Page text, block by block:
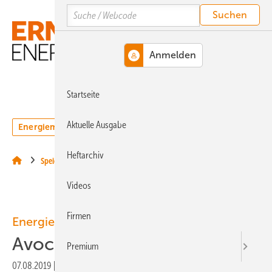
Hauptinhalt
Hauptmenü
SiteSearch
Energiemarkt Technologie
Speicher
Energieautarke Unternehmen
Avocadopower
07.08.2019
Search
Startseite
Aktuelle Ausgabe
Heftarchiv
Videos
Firmen
Premium